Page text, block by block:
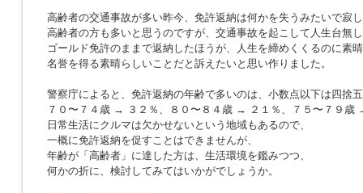
高齢者の交通事故が多い昨今、免許返納は何かを失うみたいで寂
高齢者の方も多いと思うのですが、交通事故を起こして人生台無
ゴールド免許のままで返納したほうが、人生を締めくくるのに素
名誉を得る素晴らしいことだと訴えたいと思い作りました。
警察庁によると、免許返納の年齢で多いのは、小数点以下は四捨
７０〜７４歳 → ３２％、８０〜８４歳 → ２１％、７５〜７９歳
日常生活にクルマは欠かせないという地域もあるので、
一概に免許返納を促すことはできませんが、
年齢が「高齢者」に達した方は、生活環境を鑑みつつ、
何かの折に、検討してみてはいかがでしょうか。